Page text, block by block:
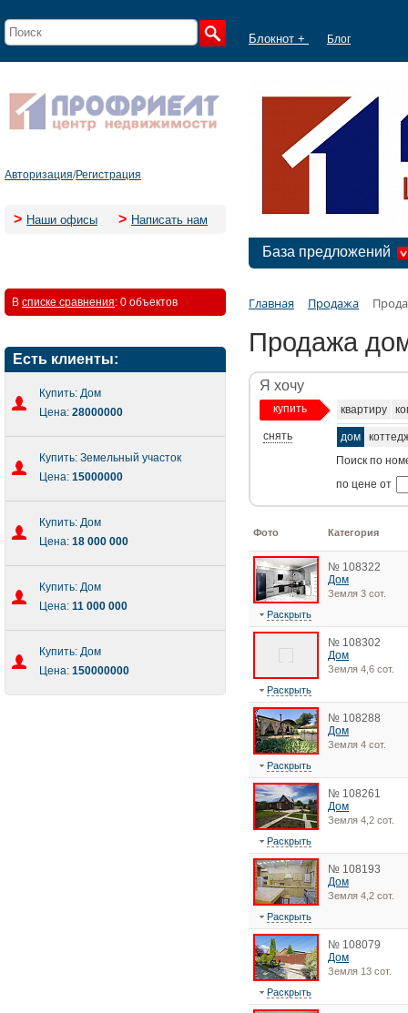
Блокнот + Блог
Авторизация/Регистрация
> Наши офисы > Написать нам
База предложений
В списке сравнения: 0 объектов
Есть клиенты:
Купить: Дом
Цена: 28000000
Купить: Земельный участок
Цена: 15000000
Купить: Дом
Цена: 18 000 000
Купить: Дом
Цена: 11 000 000
Купить: Дом
Цена: 150000000
Главная Продажа
Продажа
Я хочу
купить
снять
квартиру
дом
Поиск по
по цене от
Фото Категория
№ 108322
Дом
Земля 3 сот.
Раскрыть
№ 108302
Дом
Земля 4,6 сот.
Раскрыть
№ 108288
Дом
Земля 4 сот.
Раскрыть
№ 108261
Дом
Земля 4,2 сот.
Раскрыть
№ 108193
Дом
Земля 4,2 сот.
Раскрыть
№ 108079
Дом
Земля 13 сот.
Раскрыть